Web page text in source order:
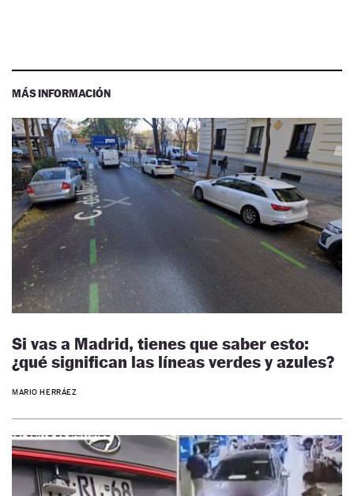
MÁS INFORMACIÓN
Si vas a Madrid, tienes que saber esto:
¿qué significan las líneas verdes y azules?
MARIO HERRÁEZ